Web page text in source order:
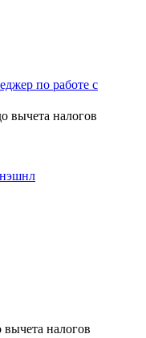
по работе с
вычета налогов
вычета налогов